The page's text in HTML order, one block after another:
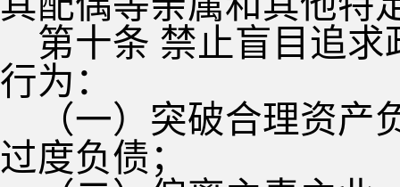
第十条 禁止盲目追
行为：
（一）突破合理资
过度负债；